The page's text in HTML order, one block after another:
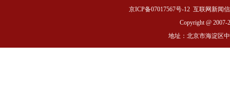
京ICP备07017567号-12 互联网新闻
Copyright @ 2007-
地址：北京市海淀区